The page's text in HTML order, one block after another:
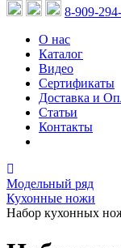
8-909-
О нас
Каталог
Видео
Сертификаты
Доставка и
Статьи
Контакты
Модельный ряд
Кухонные ножи
Набор кухонных